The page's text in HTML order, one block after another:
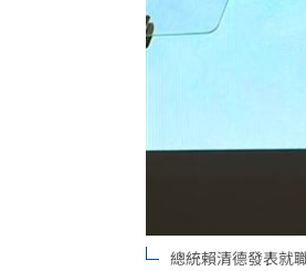
商場戰國來臨 台
台彩父親節推新
「拍片人的多重
8國球員齊聚高
理想混蛋號召粉
總統賴清德發表就